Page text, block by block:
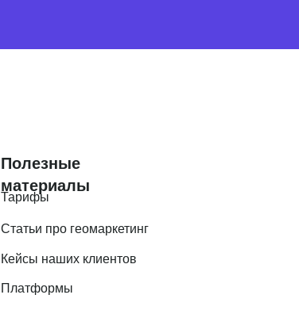
Полезные
материалы
Тарифы
Статьи про геомаркетинг
Кейсы наших клиентов
Платформы